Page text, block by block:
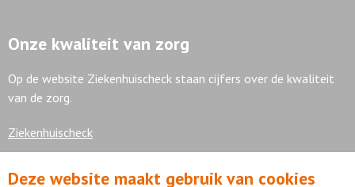
Onze kwaliteit van zorg
Op de website Ziekenhuischeck staan cijfers over de kwaliteit
van de zorg.
Ziekenhuischeck
Deze website maakt gebruik van cookies